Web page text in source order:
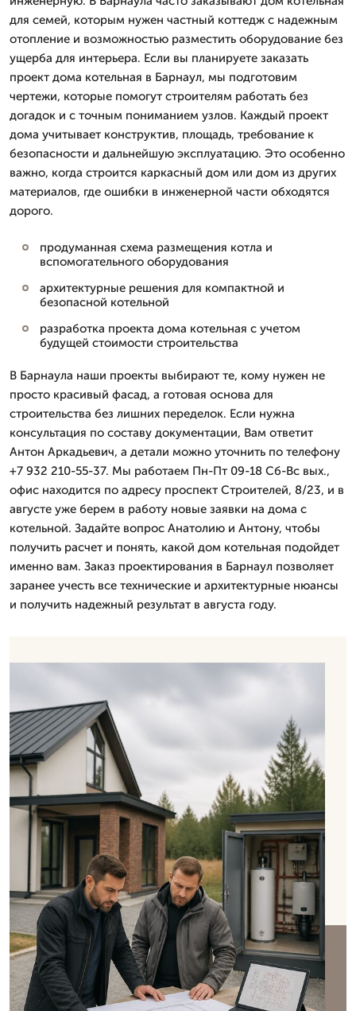
для семей, которым нужен частный коттедж с надежным
отопление и возможностью разместить оборудование без
ущерба для интерьера. Если вы планируете заказать
проект дома котельная в Барнаул, мы подготовим
чертежи, которые помогут строителям работать без
догадок и с точным пониманием узлов. Каждый проект
дома учитывает конструктив, площадь, требование к
безопасности и дальнейшую эксплуатацию. Это особенно
важно, когда строится каркасный дом или дом из других
материалов, где ошибки в инженерной части обходятся
дорого.
продуманная схема размещения котла и
вспомогательного оборудования
архитектурные решения для компактной и
безопасной котельной
разработка проекта дома котельная с учетом
будущей стоимости строительства
В Барнаула наши проекты выбирают те, кому нужен не
просто красивый фасад, а готовая основа для
строительства без лишних переделок. Если нужна
консультация по составу документации, Вам ответит
Антон Аркадьевич, а детали можно уточнить по телефону
+7 932 210-55-37. Мы работаем Пн-Пт 09-18 Сб-Вс вых.,
офис находится по адресу проспект Строителей, 8/23, и в
августе уже берем в работу новые заявки на дома с
котельной. Задайте вопрос Анатолию и Антону, чтобы
получить расчет и понять, какой дом котельная подойдет
именно вам. Заказ проектирования в Барнаул позволяет
заранее учесть все технические и архитектурные нюансы
и получить надежный результат в августа году.